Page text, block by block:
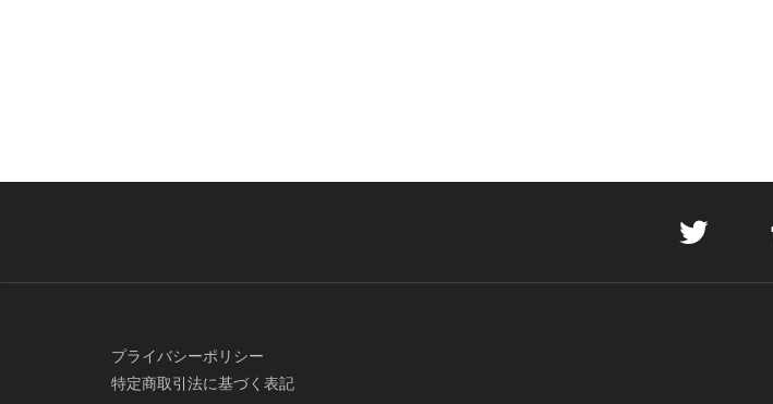
プライバシーポリシー
特定商取引法に基づく表記